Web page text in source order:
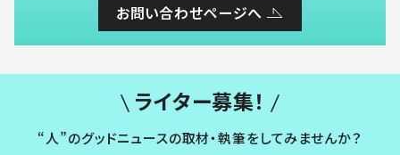
お問い合わせページへ
ライター募集！
“人”のグッドニュースの取材・執筆をしてみませんか？